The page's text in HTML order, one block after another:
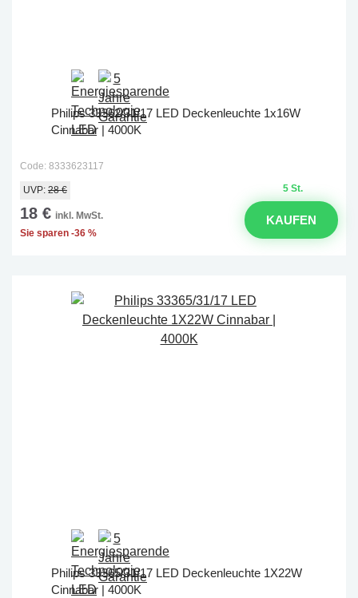
Philips 33362/31/17 LED Deckenleuchte 1x16W
Cinnabar | 4000K
Code: 8333623117
5 St.
UVP: 28 €
18 € inkl. MwSt.
Sie sparen -36 %
KAUFEN
Philips 33365/31/17 LED Deckenleuchte 1X22W
Cinnabar | 4000K